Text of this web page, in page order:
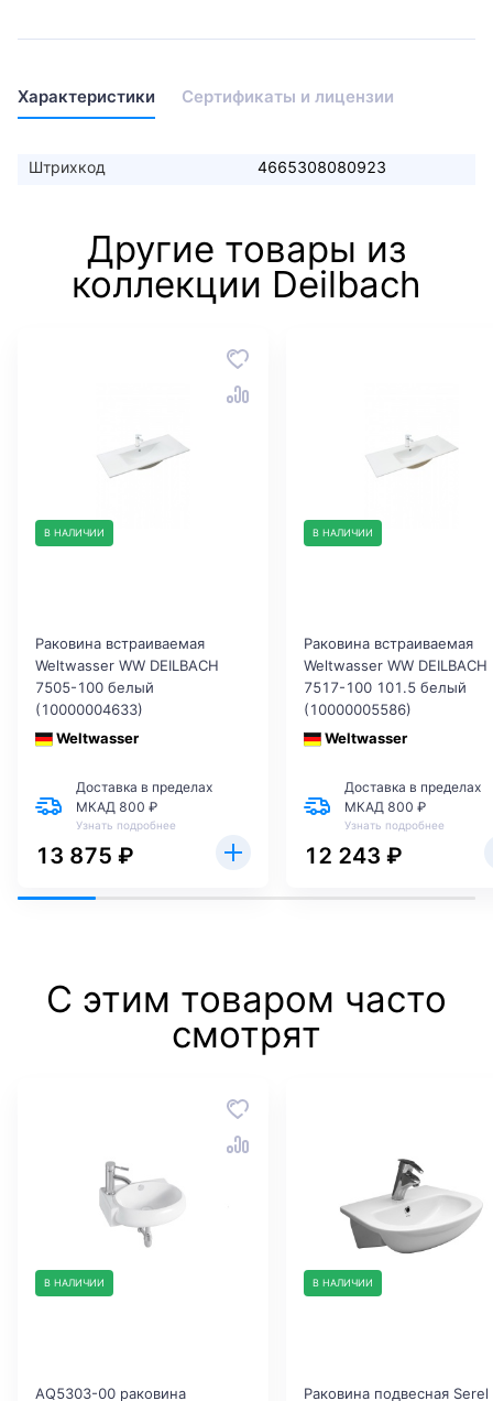
Характеристики Сертификаты и лицензии
Штрихкод 4665308080923
Другие товары из
коллекции Deilbach
В НАЛИЧИИ
Раковина встраиваемая
Weltwasser WW DEILBACH
7505-100 белый
(10000004633)
Weltwasser
Доставка в пределах
МКАД 800 ₽
Узнать подробнее
13 875 ₽
В НАЛИЧИИ
Раковина встраиваемая
Weltwasser WW DEILBACH
7517-100 101.5 белый
(10000005586)
Weltwasser
Доставка в пределах
МКАД 800 ₽
Узнать подробнее
12 243 ₽
С этим товаром часто
смотрят
В НАЛИЧИИ
AQ5303-00 раковина
В НАЛИЧИИ
Раковина подвесная Serel